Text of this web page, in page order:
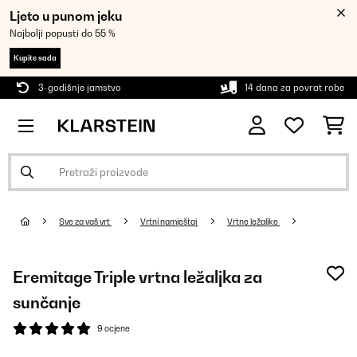
Ljeto u punom jeku
Najbolji popusti do 55 %
Kupite sada
3-godišnje jamstvo 14 dana za povrat robe
Sve za vaš vrt Vrtni namještaj Vrtne ležaljke
Eremitage Triple vrtna ležaljka za
sunčanje
9 ocjene